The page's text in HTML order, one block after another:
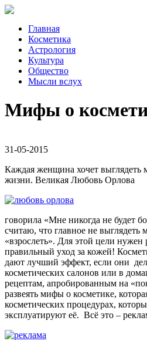
Главная
Косметика
Астрология
Культура
Общество
Мысли вслух
Мифы о
31-05-2015
Каждая женщина хочет выглядеть
жизни. Великая Любовь Орлова
говорила «Мне никогда не будет
считаю, что главное не выглядеть
«взрослеть». Для этой цели
правильный уход за кожей!
дают лучший эффект, если они
косметических салонов или в
рецептам, апробированным на
развеять мифы о косметике,
косметических процедурах,
эксплуатируют её. Всё это –